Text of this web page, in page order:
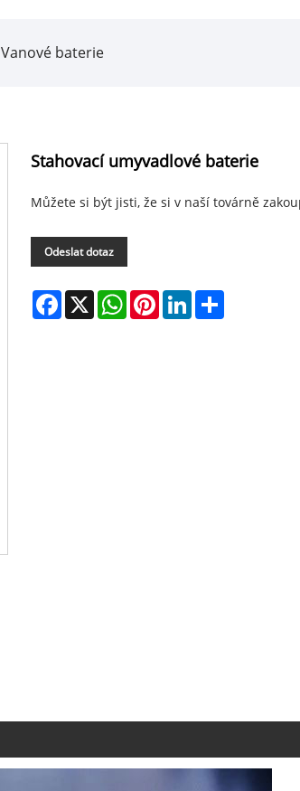
Vanové baterie
Stahovací umyvadlové baterie
Můžete si být jisti, že si v naší továrně
Odeslat dotaz
Facebook
X WhatsAppPinterestLinkedIn